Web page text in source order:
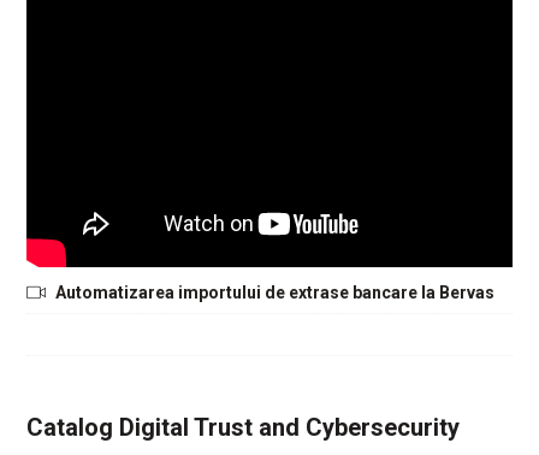
Automatizarea importului de extrase bancare la Bervas
Catalog Digital Trust and Cybersecurity